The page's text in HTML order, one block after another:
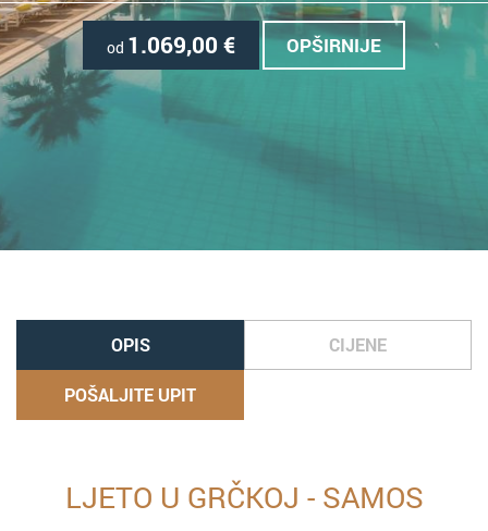
od 1.069,00 € OPŠIRNIJE
OPIS CIJENE
POŠALJITE UPIT
LJETO U GRČKOJ - SAMOS